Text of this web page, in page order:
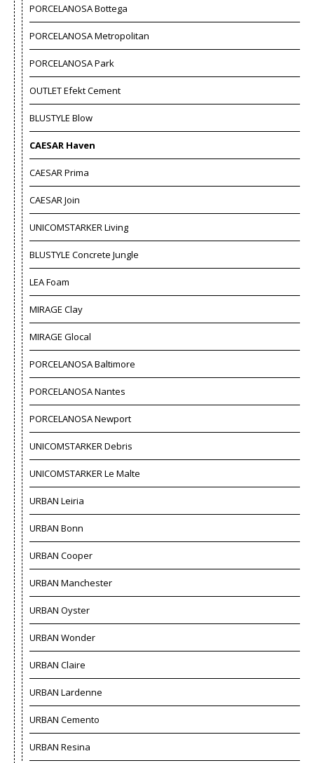
PORCELANOSA Bottega
PORCELANOSA Metropolitan
PORCELANOSA Park
OUTLET Efekt Cement
BLUSTYLE Blow
CAESAR Haven
CAESAR Prima
CAESAR Join
UNICOMSTARKER Living
BLUSTYLE Concrete Jungle
LEA Foam
MIRAGE Clay
MIRAGE Glocal
PORCELANOSA Baltimore
PORCELANOSA Nantes
PORCELANOSA Newport
UNICOMSTARKER Debris
UNICOMSTARKER Le Malte
URBAN Leiria
URBAN Bonn
URBAN Cooper
URBAN Manchester
URBAN Oyster
URBAN Wonder
URBAN Claire
URBAN Lardenne
URBAN Cemento
URBAN Resina